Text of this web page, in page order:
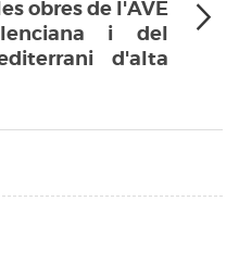
obres de l'AVE
i del
d'alta